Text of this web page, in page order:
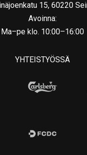
15, 60220
Avoinna:
Ma–pe klo. 10:00–16:00
YHTEISTYÖSSÄ